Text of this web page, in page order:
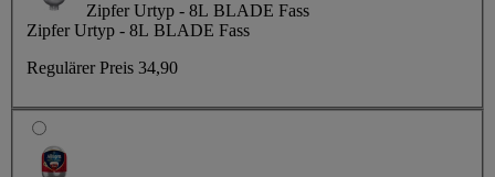
Zipfer Urtyp - 8L BLADE Fass
Zipfer Urtyp - 8L BLADE Fass
Regulärer Preis 34,90